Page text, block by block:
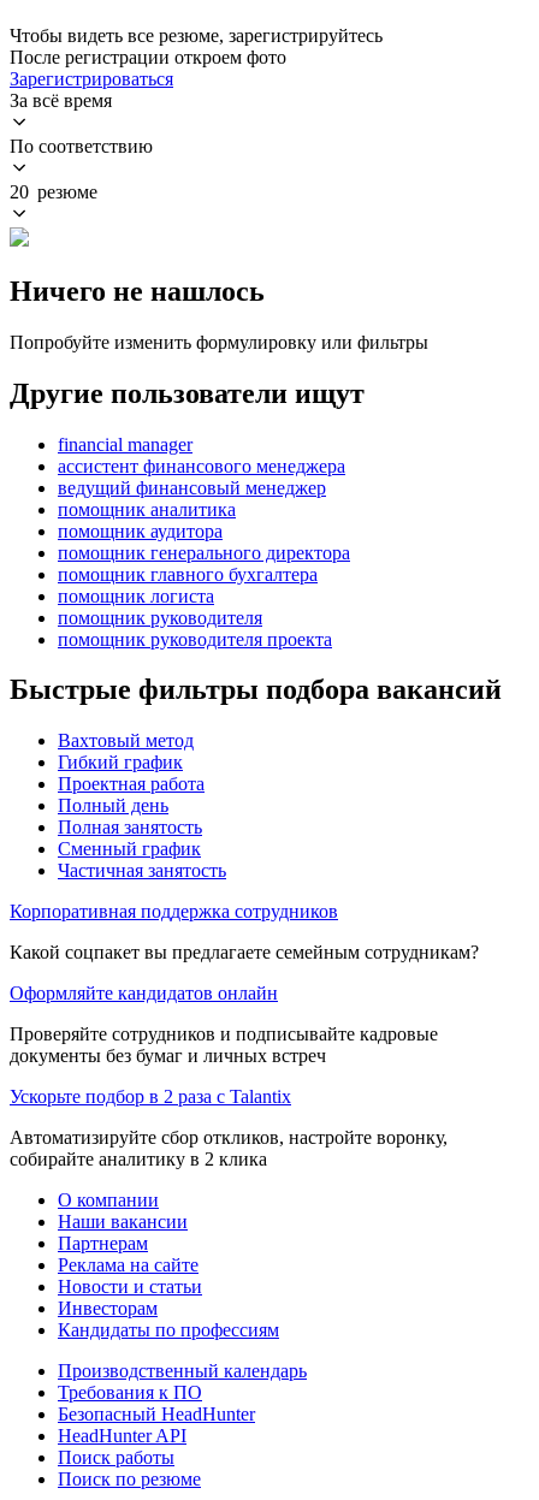
Чтобы видеть все резюме, зарегистрируйтесь
После регистрации откроем фото
Зарегистрироваться
За всё время
По соответствию
20 резюме
Ничего не нашлось
Попробуйте изменить формулировку или фильтры
Другие пользователи ищут
financial manager
ассистент финансового менеджера
ведущий финансовый менеджер
помощник аналитика
помощник аудитора
помощник генерального директора
помощник главного бухгалтера
помощник логиста
помощник руководителя
помощник руководителя проекта
Быстрые фильтры подбора вакансий
Вахтовый метод
Гибкий график
Проектная работа
Полный день
Полная занятость
Сменный график
Частичная занятость
Корпоративная поддержка сотрудников
Какой соцпакет вы предлагаете семейным сотрудникам?
Оформляйте кандидатов онлайн
Проверяйте сотрудников и подписывайте кадровые
документы без бумаг и личных встреч
Ускорьте подбор в 2 раза с Talantix
Автоматизируйте сбор откликов, настройте воронку,
собирайте аналитику в 2 клика
О компании
Наши вакансии
Партнерам
Реклама на сайте
Новости и статьи
Инвесторам
Кандидаты по профессиям
Производственный календарь
Требования к ПО
Безопасный HeadHunter
HeadHunter API
Поиск работы
Поиск по резюме